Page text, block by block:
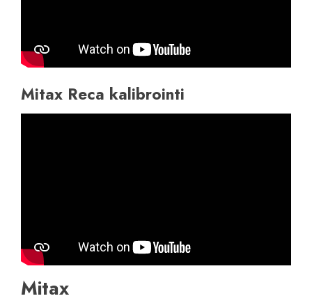
Mitax Reca kalibrointi
Mitax